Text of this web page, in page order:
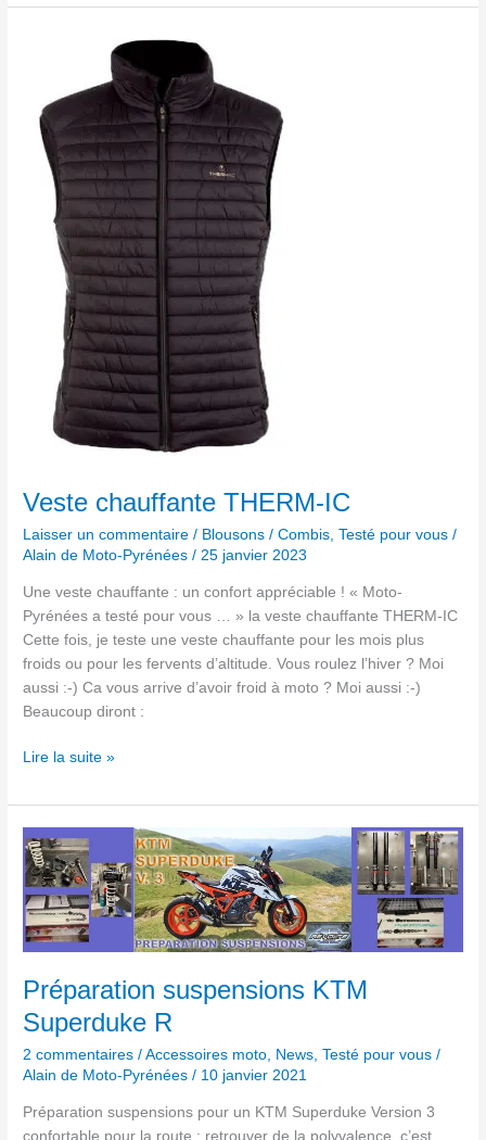
Veste chauffante THERM-IC
Laisser un commentaire / Blousons / Combis ,Testé pour vous /
Alain de Moto-Pyrénées/ 25 janvier 2023
Une veste chauffante : un confort appréciable ! « Moto-
Pyrénées a testé pour vous … » la veste chauffante THERM-IC
Cette fois, je teste une veste chauffante pour les mois plus
froids ou pour les fervents d’altitude. Vous roulez l’hiver ? Moi
aussi :-) Ca vous arrive d’avoir froid à moto ? Moi aussi :-)
Beaucoup diront :
THERM-
Lire la suite »
Préparation suspensions KTM
Superduke R
2 commentaires /Accessoires moto, News,Testé pour vous /
Alain de Moto-Pyrénées/ 10 janvier 2021
Préparation suspensions pour un KTM Superduke Version 3
confortable pour la route : retrouver de la polyvalence, c’est
Préparation
suspensions
KTM
Superduke
R